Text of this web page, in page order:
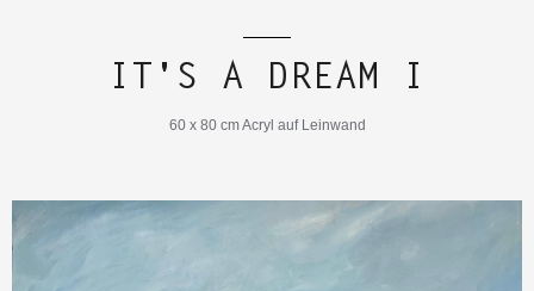
WILLKOMMEN
GALERIE
AUSSTELLUNGEN
IT'S A DREAM I
60 x 80 cm Acryl auf Leinwand